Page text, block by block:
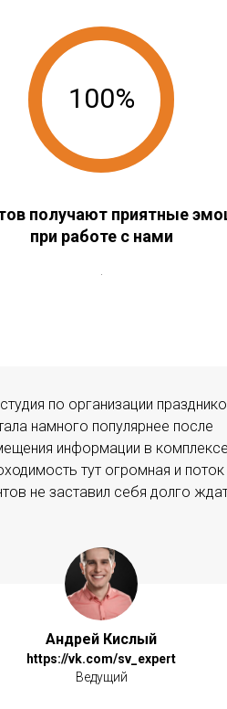
100%
получают приятные
при работе с нами
по организации
намного популярнее после
информации в комплексе.
тут огромная и поток
не заставил себя долго
Андрей Кислый
https://vk.com/sv_expert
Ведущий